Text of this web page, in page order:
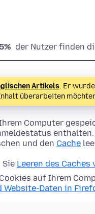
der Nutzer finden
Artikels. Er
überarbeiten
Computer
und den Cache
Sie Leeren des Caches
auf Ihrem
Website-Daten in